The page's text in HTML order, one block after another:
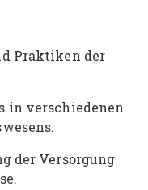
Praktiken der
in verschiedenen
der Versorgung